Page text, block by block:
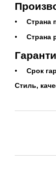
Страна
Страна
Срок
Стиль,